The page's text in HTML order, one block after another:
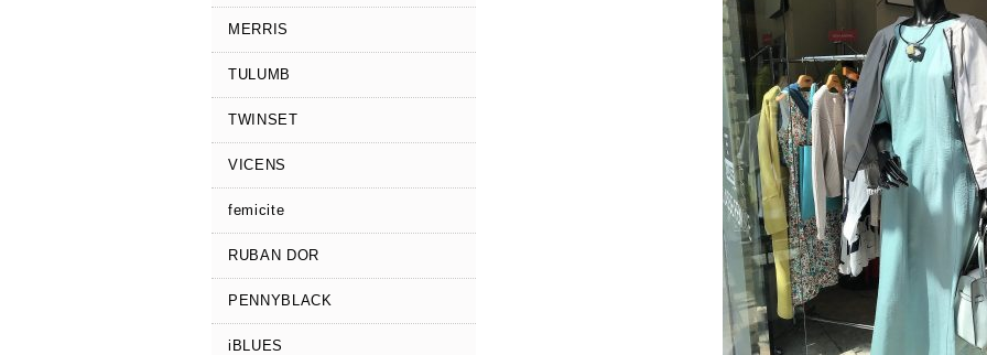
MERRIS
TULUMB
TWINSET
VICENS
femicite
RUBAN DOR
PENNYBLACK
iBLUES